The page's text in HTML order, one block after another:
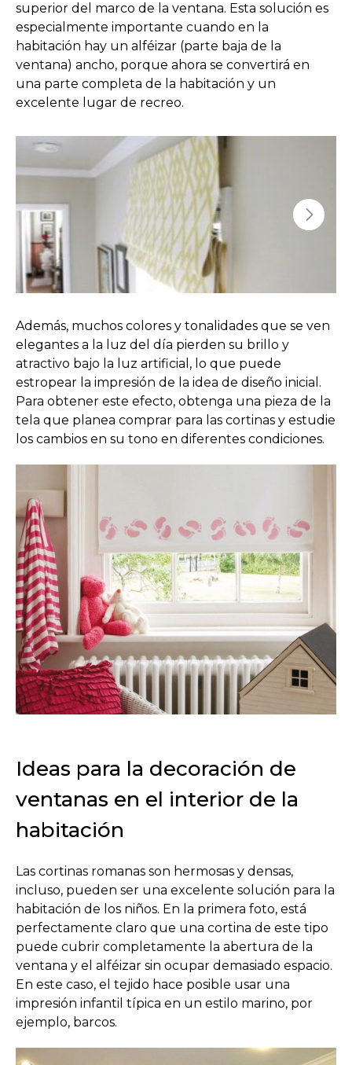
superior del marco de la ventana. Esta solución es
especialmente importante cuando en la
habitación hay un alféizar (parte baja de la
ventana) ancho, porque ahora se convertirá en
una parte completa de la habitación y un
excelente lugar de recreo.
Además, muchos colores y tonalidades que se ven
elegantes a la luz del día pierden su brillo y
atractivo bajo la luz artificial, lo que puede
estropear la impresión de la idea de diseño inicial.
Para obtener este efecto, obtenga una pieza de la
tela que planea comprar para las cortinas y estudie
los cambios en su tono en diferentes condiciones.
Ideas para la decoración de
ventanas en el interior de la
habitación
Las cortinas romanas son hermosas y densas,
incluso, pueden ser una excelente solución para la
habitación de los niños. En la primera foto, está
perfectamente claro que una cortina de este tipo
puede cubrir completamente la abertura de la
ventana y el alféizar sin ocupar demasiado espacio.
En este caso, el tejido hace posible usar una
impresión infantil típica en un estilo marino, por
ejemplo, barcos.